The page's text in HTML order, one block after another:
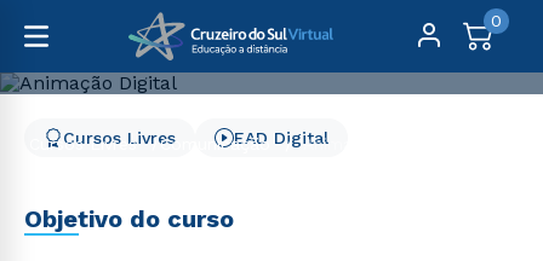
0
Cursos Livres Comunicação Animação Digital
Cursos Livres EAD Digital
Objetivo do curso